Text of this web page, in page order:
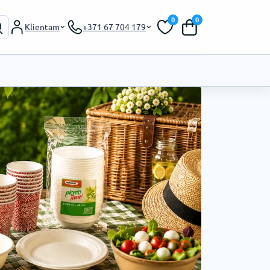
Klientam +371 67 704 179
0 0